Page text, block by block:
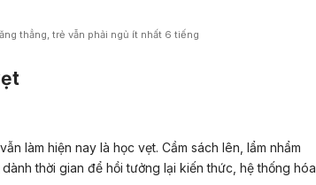
thẳng, trẻ vẫn phải ngủ ít nhất 6 tiếng
làm hiện nay là học vẹt. Cầm sách lên, lẩm nhẩm
thời gian để hồi tưởng lại kiến thức, hệ thống hóa